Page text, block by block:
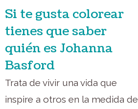
Si te gusta colorear
tienes que saber
quién es Johanna
Basford
Trata de vivir una vida que
inspire a otros en la medida de